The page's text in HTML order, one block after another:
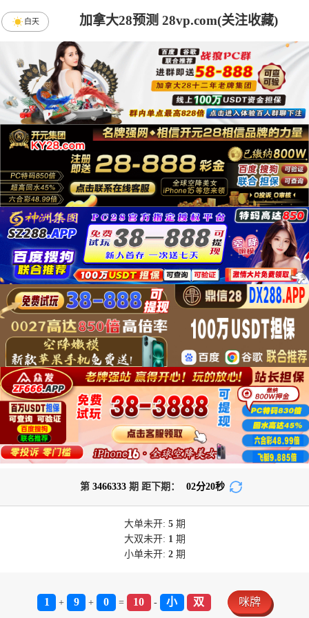
加拿大28预测 28vp.com(关注收藏)
白天
第 3466333期 距下期： 02分20秒
大单未开: 5期
大双未开: 1 期
小单未开: 2期
1 + 9 + 0 = 10 - 小 双 咪牌